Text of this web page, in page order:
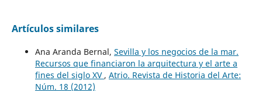
Artículos similares
Ana Aranda Bernal, Sevilla y los negocios de la mar.
Recursos que financiaron la arquitectura y el arte a
fines del siglo XV , Atrio. Revista de Historia del Arte:
Núm. 18 (2012)